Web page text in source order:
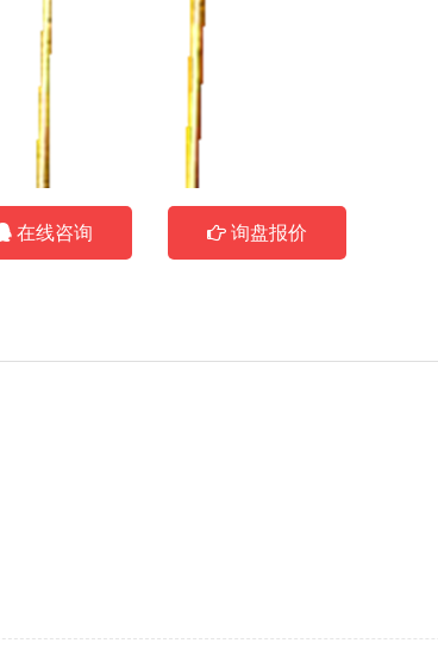
在线咨询 询盘报价